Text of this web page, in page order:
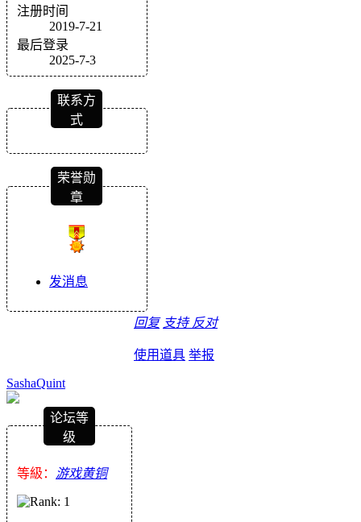
注册时间
2019-7-21
最后登录
2025-7-3
联系方
式
荣誉勋
章
发消息
回复 支持 反对
使用道具 举报
SashaQuint
论坛等
级
等級： 游戏黄铜